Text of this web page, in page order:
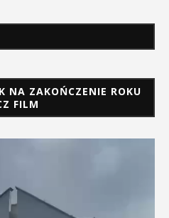
NA ZAKOŃCZENIE ROKU
FILM